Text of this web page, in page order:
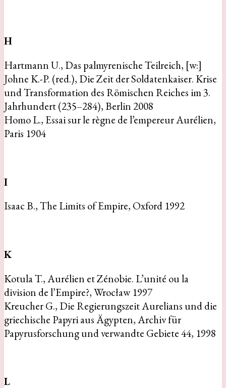
H
Hartmann U., Das palmyrenische Teilreich, [w:]
Johne K.-P. (red.), Die Zeit der Soldatenkaiser. Krise
und Transformation des Römischen Reiches im 3.
Jahrhundert (235–284), Berlin 2008
Homo L., Essai sur le règne de l’empereur Aurélien,
Paris 1904
I
Isaac B., The Limits of Empire, Oxford 1992
K
Kotula T., Aurélien et Zénobie. L’unité ou la
division de l’Empire?, Wrocław 1997
Kreucher G., Die Regierungszeit Aurelians und die
griechische Papyri aus Ägypten, Archiv für
Papyrusforschung und verwandte Gebiete 44, 1998
L